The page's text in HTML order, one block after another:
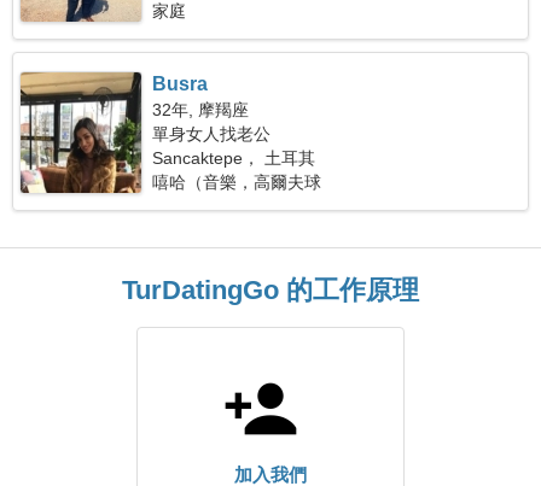
家庭
Busra
32年, 摩羯座
單身女人找老公
Sancaktepe， 土耳其
嘻哈（音樂，高爾夫球
TurDatingGo 的工作原理
加入我們